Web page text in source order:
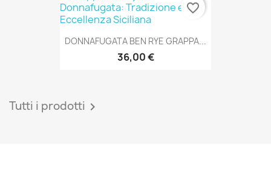
DONNAFUGATA BEN RYE GRAPPA...
36,00 €
favorite_border
Tutti i prodotti 